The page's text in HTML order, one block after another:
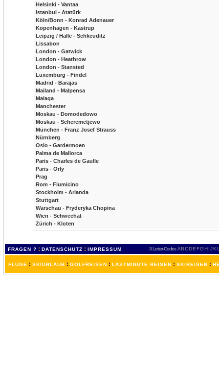
Helsinki - Vantaa
Istanbul - Atatürk
Köln/Bonn - Konrad Adenauer
Kopenhagen - Kastrup
Leipzig / Halle - Schkeuditz
Lissabon
London - Gatwick
London - Heathrow
London - Stansted
Luxemburg - Findel
Madrid - Barajas
Mailand - Malpensa
Malaga
Manchester
Moskau - Domodedowo
Moskau - Scheremetjewo
München - Franz Josef Strauss
Nürnberg
Oslo - Gardermoen
Palma de Mallorca
Paris - Charles de Gaulle
Paris - Orly
Prag
Rom - Fiumicino
Stockholm - Arlanda
Stuttgart
Warschau - Fryderyka Chopina
Wien - Schwechat
Zürich - Kloten
FRAGEN ? : DATENSCHUTZ : IMPRESSUM 3 Letter-Codes ABCDEFGH IJKL
FLÜGE : SKIURLAUB : GOLFREISEN : LASTMINUTE REISEN : SKIREISEN :